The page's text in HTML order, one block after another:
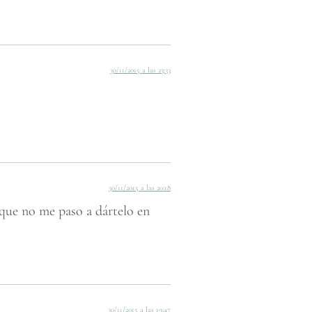
30/11/2015 a las 23:33
30/11/2015 a las 20:18
no me paso a dártelo en
30/11/2015 a las 19:47